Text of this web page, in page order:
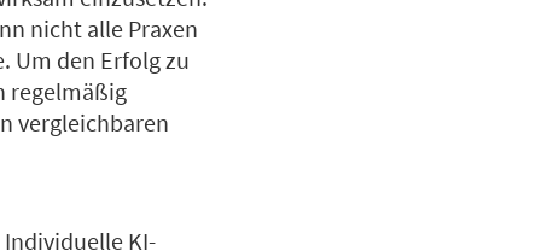
nicht alle Praxen
Um den Erfolg zu
regelmäßig
vergleichbaren
KI-